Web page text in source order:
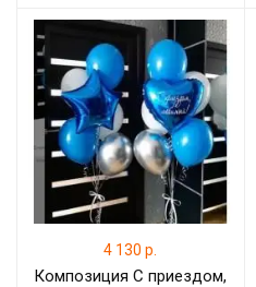
4 130 р.
Композиция С приездом,